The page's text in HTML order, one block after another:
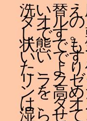
洗い替
タオル
しです
状態で
いいで
た、より
リラク
ンを高
は、タ
湿らせ